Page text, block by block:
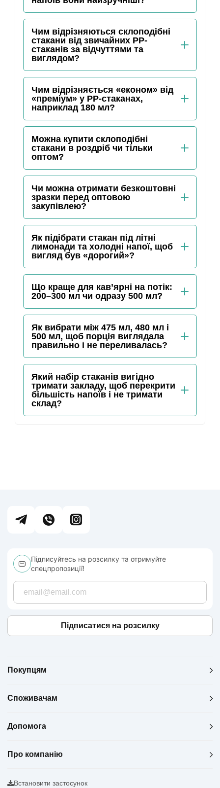
Чим відрізняються склоподібні
стакани від звичайних PP-
стаканів за відчуттями та
виглядом?
Чим відрізняється «економ» від
«преміум» у PP-стаканах,
наприклад 180 мл?
Можна купити склоподібні
стакани в роздріб чи тільки
оптом?
Чи можна отримати безкоштовні
зразки перед оптовою
закупівлею?
Як підібрати стакан під літні
лимонади та холодні напої, щоб
вигляд був «дорогий»?
Що краще для кав’ярні на потік:
200–300 мл чи одразу 500 мл?
Як вибрати між 475 мл, 480 мл і
500 мл, щоб порція виглядала
правильно і не переливалась?
Який набір стаканів вигідно
тримати закладу, щоб перекрити
більшість напоїв і не тримати
склад?
Підписуйтесь на розсилку та отримуйте
спецпропозиції!
Підписатися на розсилку
Покупцям
Споживачам
Допомога
Про компанію
Встановити застосунок